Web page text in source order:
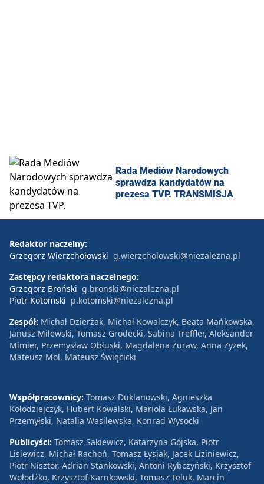
Rada Mediów Narodowych
sprawdza kandydatów na
prezesa TVP. TRANSMISJA
Redaktor naczelny:
Grzegorz Wierzchołowski g.wierzcholowski@niezalezna.pl
Zastępcy redaktora naczelnego:
Grzegorz Broński g.bronski@niezalezna.pl
Piotr Kotomski p.kotomski@niezalezna.pl
Zespół: Michał Dzierżak, Michał Kowalczyk, Beata Mańkowska,
Janusz Milewski, Tomasz Grodecki, Sabina Treffler, Aleksander
Mimier, Przemysław Obłuski, Magdalena Żuraw, Anna Zyzek,
Mateusz Mol, Mateusz Święcicki
Współpracownicy: Tomasz Duklanowski, Agnieszka
Kołodziejczyk, Hubert Kowalski, Mariola Łukawska, Jan
Przemyłski, Natalia Wasilewska, Konrad Wysocki
Publicyści: Tomasz Sakiewicz, Katarzyna Gójska, Piotr
Lisiewicz, Michał Rachoń, Tomasz Łysiak, Jacek Liziniewicz,
Piotr Nisztor, Adrian Stankowski, Antoni Rybczyński, Krzysztof
Wołodźko, Krzysztof Karnkowski, Tomasz Teluk, Marcin